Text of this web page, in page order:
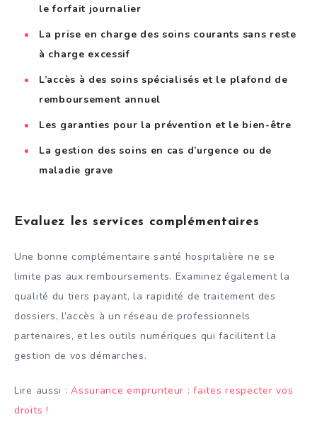
le forfait journalier
La prise en charge des soins courants sans reste
à charge excessif
L’accès à des soins spécialisés et le plafond de
remboursement annuel
Les garanties pour la prévention et le bien-être
La gestion des soins en cas d’urgence ou de
maladie grave
Evaluez les services complémentaires
Une bonne complémentaire santé hospitalière ne se
limite pas aux remboursements. Examinez également la
qualité du tiers payant, la rapidité de traitement des
dossiers, l’accès à un réseau de professionnels
partenaires, et les outils numériques qui facilitent la
gestion de vos démarches.
Lire aussi :Assurance emprunteur : faites respecter vos
droits !